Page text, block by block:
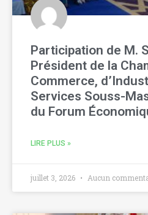
Participation de M.
Président de la
Commerce,
Services Souss-
du Forum
LIRE PLUS »
juillet 3, 2026 Aucun